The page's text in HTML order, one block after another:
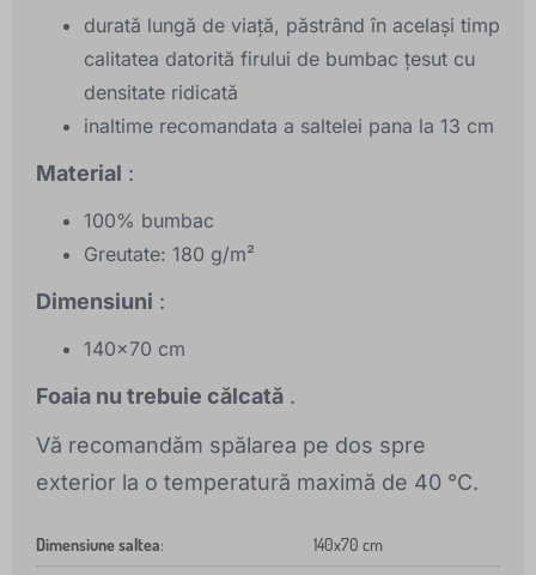
durată lungă de viață, păstrând în același timp
calitatea datorită firului de bumbac țesut cu
densitate ridicată
inaltime recomandata a saltelei pana la 13 cm
Material :
100% bumbac
Greutate: 180 g/m²
Dimensiuni :
140x70 cm
Foaia nu trebuie călcată .
Vă recomandăm spălarea pe dos spre
exterior la o temperatură maximă de 40 °C.
Dimensiune saltea: 140x70 cm